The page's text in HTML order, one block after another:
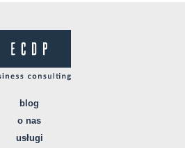
blog
o nas
usługi